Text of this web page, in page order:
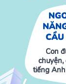
Con
tiếng